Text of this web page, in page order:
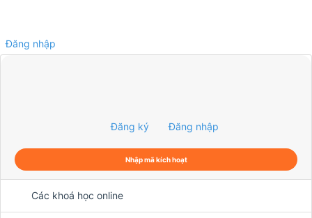
Đăng nhập
Đăng ký Đăng nhập
Nhập mã kích hoạt
Các khoá học online